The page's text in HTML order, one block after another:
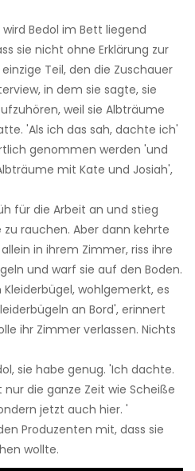
Bedol im Bett liegend
sie nicht ohne Erklärung zur
Teil, den die Zuschauer
in dem sie sagte, sie
weil sie Albträume
'Als ich das sah, dachte ich'
genommen werden 'und
mit Kate und Josiah',
für die Arbeit an und stieg
rauchen. Aber dann kehrte
in ihrem Zimmer, riss ihre
und warf sie auf den Boden.
wohlgemerkt, es
an Bord', erinnert
ihr Zimmer verlassen. Nichts
sie habe genug. 'Ich dachte.
die ganze Zeit wie Scheiße
jetzt auch hier. '
Produzenten mit, dass sie
wollte.